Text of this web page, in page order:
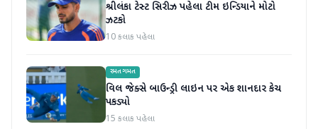
શ્રીલંકા ટેસ્ટ સિરીઝ પહેલા ટીમ ઇન્ડિયાને મોટો
ઝટકો
10 કલાક પહેલા
રમતગમત
વિલ જેક્સે બાઉન્ડ્રી લાઇન પર એક શાનદાર કેચ
પકડ્યો
15 કલાક પહેલા